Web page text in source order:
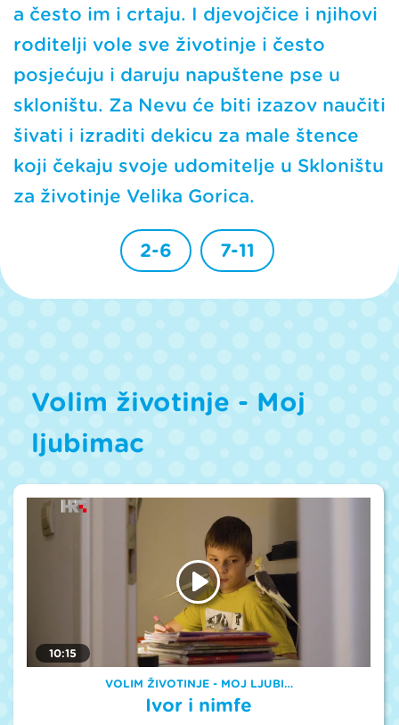
a često im i crtaju. I djevojčice i njihovi
roditelji vole sve životinje i često
posjećuju i daruju napuštene pse u
skloništu. Za Nevu će biti izazov naučiti
šivati i izraditi dekicu za male štence
koji čekaju svoje udomitelje u Skloništu
za životinje Velika Gorica.
2-6 7-11
Volim životinje - Moj
ljubimac
10:15
VOLIM ŽIVOTINJE - MOJ LJUBI…
Ivor i nimfe